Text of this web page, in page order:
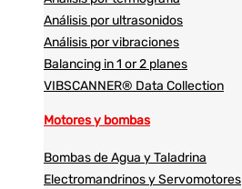
Análisis por ultrasonidos​​
Análisis por vibraciones
Balancing in 1 or 2 planes
VIBSCANNER® Data Collection
Motores y bombas
Bombas de Agua y Taladrina
Electromandrinos y Servomotores